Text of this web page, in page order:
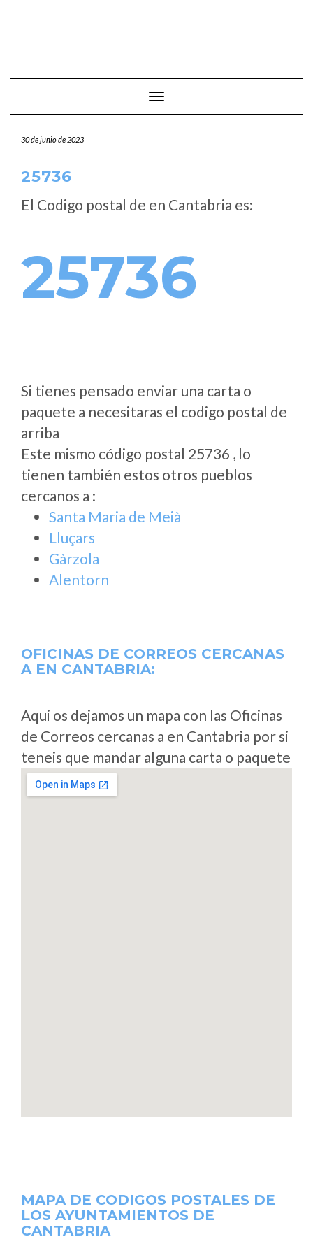
Cambiar modo de navegación
30 de junio de 2023
25736
El Codigo postal de en Cantabria es:
25736
Si tienes pensado enviar una carta o
paquete a necesitaras el codigo postal de
arriba
Este mismo código postal 25736 , lo
tienen también estos otros pueblos
cercanos a :
Santa Maria de Meià
Lluçars
Gàrzola
Alentorn
OFICINAS DE CORREOS CERCANAS
A EN CANTABRIA:
Aqui os dejamos un mapa con las Oficinas
de Correos cercanas a en Cantabria por si
teneis que mandar alguna carta o paquete
MAPA DE CODIGOS POSTALES DE
LOS AYUNTAMIENTOS DE
CANTABRIA